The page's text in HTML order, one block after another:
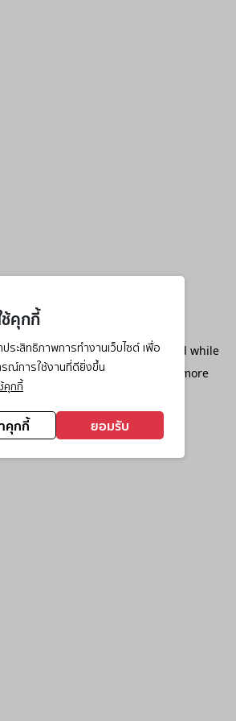
ช้คุกกี้
ะสิทธิภาพการทำงานเว็บไซต์ เพื่อ
รณ์การใช้งานที่ดียิ่งขึ้น
คุกกี้
คุกกี้ ยอมรับ
client-side exception has occurred while
(see the browser console
for more
information).